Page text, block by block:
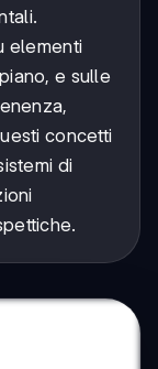
elementi
e sulle
concetti
di